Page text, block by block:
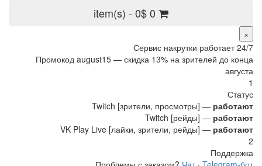
0 item(s) - 0$
×
Сервис накрутки работает 24/7
Промокод august15 — скидка 13% на зрителей до конца
августа
1
Статус
Twitch [зрители, просмотры] — работают
Twitch [рейды] — работают
VK Play Live [лайки, зрители, рейды] — работают
2
Поддержка